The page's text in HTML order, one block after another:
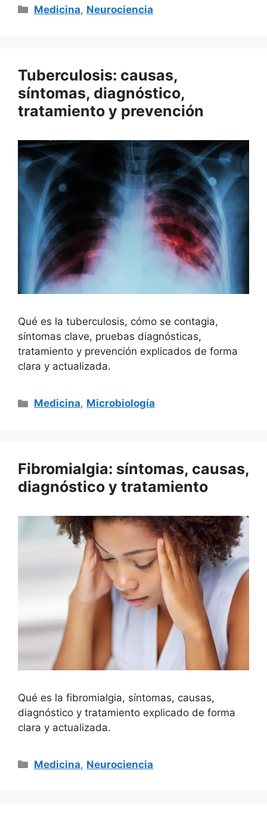
Categorías
Medicina, Neurociencia
Tuberculosis: causas,
síntomas, diagnóstico,
tratamiento y prevención
Qué es la tuberculosis, cómo se contagia,
síntomas clave, pruebas diagnósticas,
tratamiento y prevención explicados de forma
clara y actualizada.
Categorías
Medicina, Microbiología
Fibromialgia: síntomas, causas,
diagnóstico y tratamiento
Qué es la fibromialgia, síntomas, causas,
diagnóstico y tratamiento explicado de forma
clara y actualizada.
Categorías
Medicina, Neurociencia